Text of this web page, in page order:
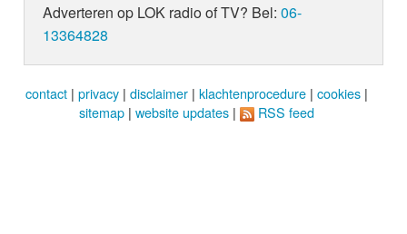
Adverteren op LOK radio of TV? Bel:06-
13364828
contact | privacy | disclaimer | klachtenprocedure | cookies |
sitemap | website updates | RSS feed